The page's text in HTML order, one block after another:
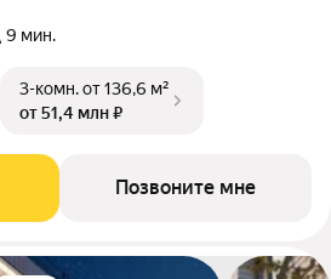
9 мин.
3-комн.от 136,6 м²
от 51,4 млн ₽
Позвоните мне